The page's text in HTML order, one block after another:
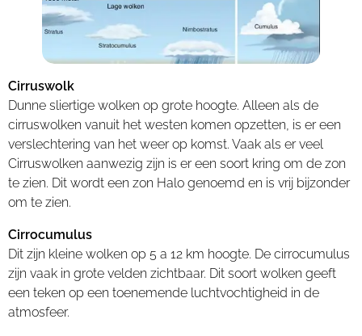
Cirruswolk
Dunne sliertige wolken op grote hoogte. Alleen als de
cirruswolken vanuit het westen komen opzetten, is er een
verslechtering van het weer op komst. Vaak als er veel
Cirruswolken aanwezig zijn is er een soort kring om de zon
te zien. Dit wordt een zon Halo genoemd en is vrij bijzonder
om te zien.
Cirrocumulus
Dit zijn kleine wolken op 5 a 12 km hoogte. De cirrocumulus
zijn vaak in grote velden zichtbaar. Dit soort wolken geeft
een teken op een toenemende luchtvochtigheid in de
atmosfeer.